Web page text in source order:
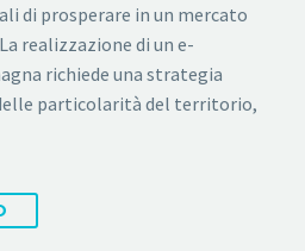
di prosperare in un mercato
realizzazione di un e-
richiede una strategia
particolarità del territorio,